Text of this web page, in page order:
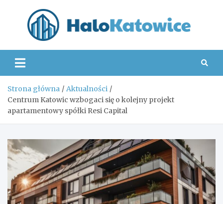
Strona główna
Aktualności
Centrum Katowic wzbogaci się o kolejny projekt
apartamentowy spółki Resi Capital